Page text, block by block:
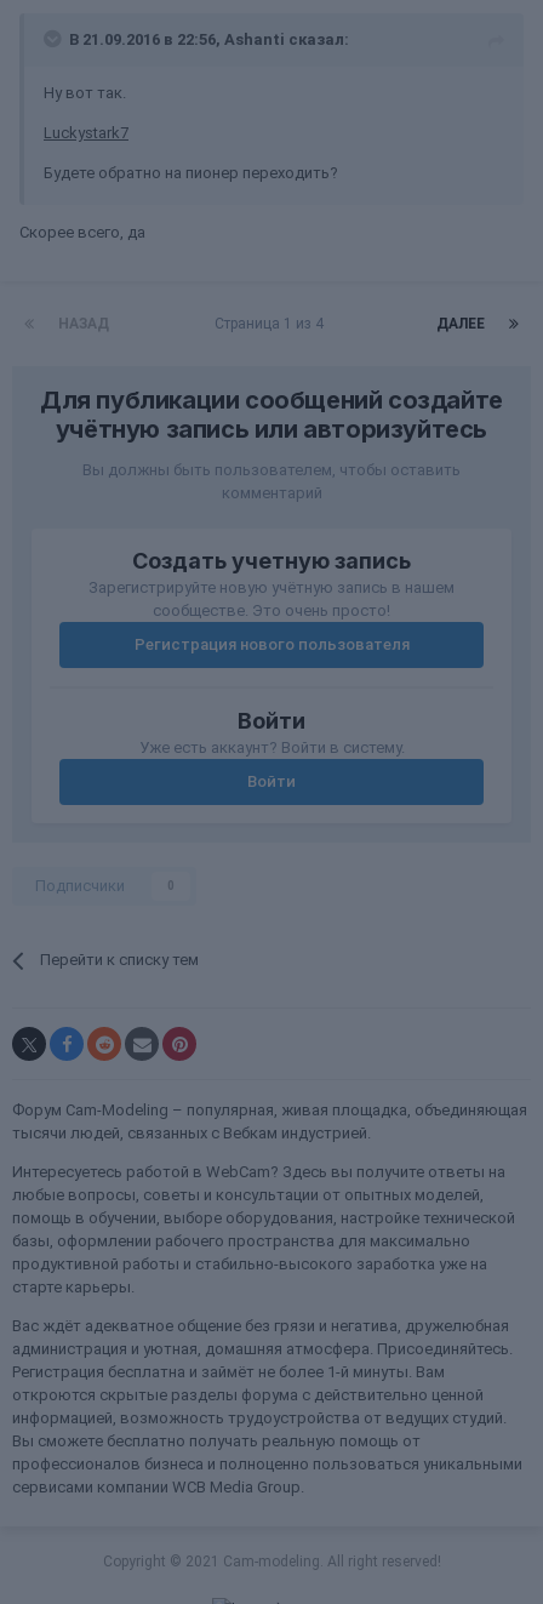
В 21.09.2016 в 22:56, Ashanti сказал:
Ну вот так.
Luckystark7
Будете обратно на пионер переходить?
Скорее всего, да
НАЗАД ДАЛЕЕ
Страница 1 из 4
Для публикации сообщений создайте
учётную запись или авторизуйтесь
Вы должны быть пользователем, чтобы оставить
комментарий
Создать учетную запись
Зарегистрируйте новую учётную запись в нашем
сообществе. Это очень просто!
Регистрация нового пользователя
Войти
Уже есть аккаунт? Войти в систему.
Войти
Подписчики 0
Перейти к списку тем
Форум Cam-Modeling – популярная, живая площадка, объединяющая
тысячи людей, связанных с Вебкам индустрией.
Интересуетесь работой в WebCam? Здесь вы получите ответы на
любые вопросы, советы и консультации от опытных моделей,
помощь в обучении, выборе оборудования, настройке технической
базы, оформлении рабочего пространства для максимально
продуктивной работы и стабильно-высокого заработка уже на
старте карьеры.
Вас ждёт адекватное общение без грязи и негатива, дружелюбная
администрация и уютная, домашняя атмосфера. Присоединяйтесь.
Регистрация бесплатна и займёт не более 1-й минуты. Вам
откроются скрытые разделы форума с действительно ценной
информацией, возможность трудоустройства от ведущих студий.
Вы сможете бесплатно получать реальную помощь от
профессионалов бизнеса и полноценно пользоваться уникальными
сервисами компании WCB Media Group.
Copyright © 2021 Cam-modeling. All right reserved!